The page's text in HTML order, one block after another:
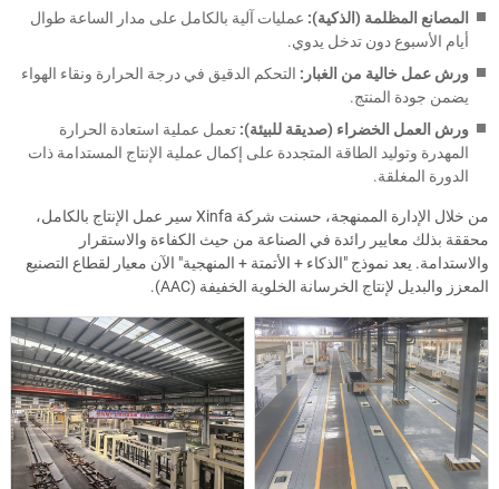
المصانع المظلمة (الذكية): عمليات آلية بالكامل على مدار الساعة طوال
أيام الأسبوع دون تدخل يدوي.
ورش عمل خالية من الغبار: التحكم الدقيق في درجة الحرارة ونقاء الهواء
يضمن جودة المنتج.
ورش العمل الخضراء (صديقة للبيئة): تعمل عملية استعادة الحرارة
المهدرة وتوليد الطاقة المتجددة على إكمال عملية الإنتاج المستدامة ذات
الدورة المغلقة.
من خلال الإدارة الممنهجة، حسنت شركة Xinfa سير عمل الإنتاج بالكامل،
محققة بذلك معايير رائدة في الصناعة من حيث الكفاءة والاستقرار
والاستدامة. يعد نموذج "الذكاء + الأتمتة + المنهجية" الآن معيار لقطاع التصنيع
المعزز والبديل لإنتاج الخرسانة الخلوية الخفيفة (AAC).